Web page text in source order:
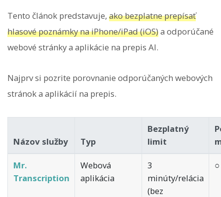
Tento článok predstavuje, ako bezplatne prepísať
hlasové poznámky na iPhone/iPad (iOS)a odporúčané
webové stránky a aplikácie na prepis AI.
Najprv si pozrite porovnanie odporúčaných webových
stránok a aplikácií na prepis.
Názov služby Typ
Bezplatný
limit
Mr.
Transcription
Webová
aplikácia
3
minúty/relácia
(bez
○